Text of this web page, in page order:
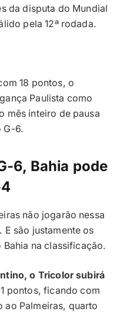
da disputa do Mundial
pela 12ª rodada.
18 pontos, o
Paulista como
mês inteiro de pausa
G-6.
6, Bahia pode
não jogarão nessa
são justamente os
na classificação.
o Tricolor subirá
pontos, ficando com
ao Palmeiras, quarto